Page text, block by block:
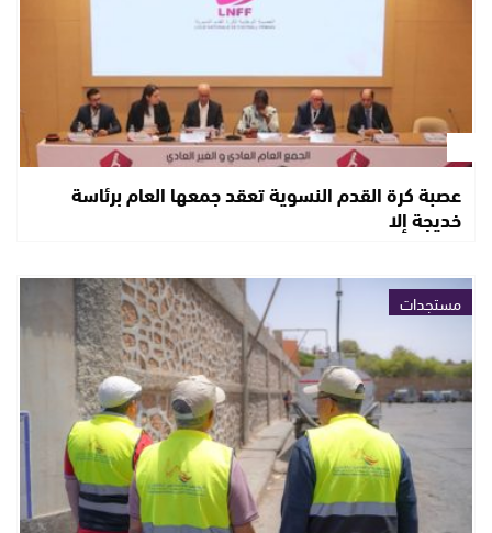
عصبة كرة القدم النسوية تعقد جمعها العام برئاسة
خديجة إلا
مستجدات